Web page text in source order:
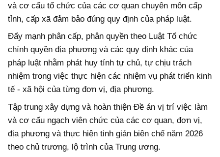
và cơ cấu tổ chức của các cơ quan chuyên môn cấp
tỉnh, cấp xã đảm bảo đúng quy định của pháp luật.
Đẩy mạnh phân cấp, phân quyền theo Luật Tổ chức
chính quyền địa phương và các quy định khác của
pháp luật nhằm phát huy tính tự chủ, tự chịu trách
nhiệm trong việc thực hiện các nhiệm vụ phát triển kinh
tế - xã hội của từng đơn vị, địa phương.
Tập trung xây dựng và hoàn thiện Đề án vị trí việc làm
và cơ cấu ngạch viên chức của các cơ quan, đơn vị,
địa phương và thực hiện tinh giản biên chế năm 2026
theo chủ trương, lộ trình của Trung ương.